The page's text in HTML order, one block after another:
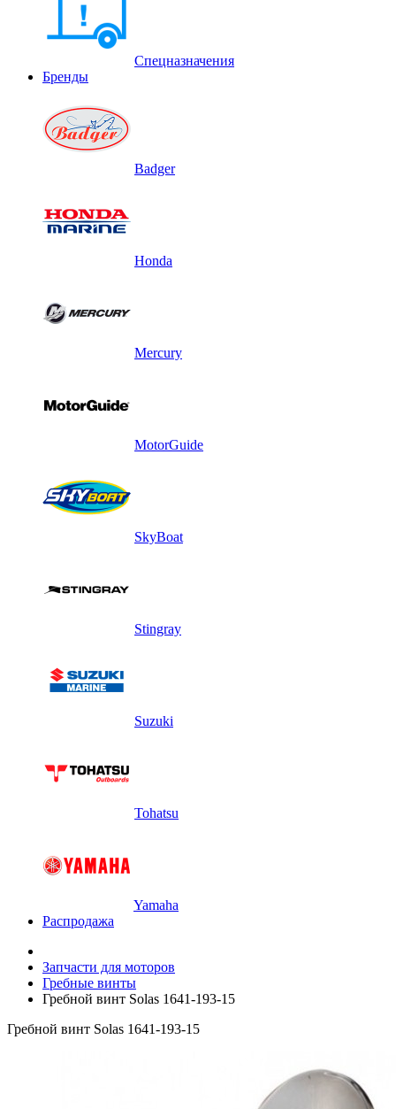
Спецназначения
Бренды
Badger
Honda
Mercury
MotorGuide
SkyBoat
Stingray
Suzuki
Tohatsu
Yamaha
Распродажа
Запчасти для моторов
Гребные винты
Гребной винт Solas 1641-193-15
Гребной винт Solas 1641-193-15